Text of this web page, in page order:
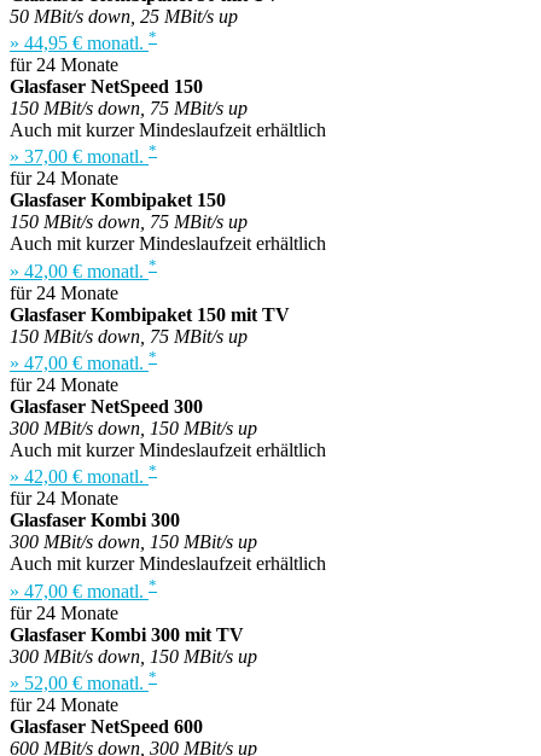
50 MBit/s down, 25 MBit/s up
» 44,95 € monatl. *
für 24 Monate
Glasfaser NetSpeed 150
150 MBit/s down, 75 MBit/s up
Auch mit kurzer Mindeslaufzeit erhältlich
» 37,00 € monatl. *
für 24 Monate
Glasfaser Kombipaket 150
150 MBit/s down, 75 MBit/s up
Auch mit kurzer Mindeslaufzeit erhältlich
» 42,00 € monatl. *
für 24 Monate
Glasfaser Kombipaket 150 mit TV
150 MBit/s down, 75 MBit/s up
» 47,00 € monatl. *
für 24 Monate
Glasfaser NetSpeed 300
300 MBit/s down, 150 MBit/s up
Auch mit kurzer Mindeslaufzeit erhältlich
» 42,00 € monatl. *
für 24 Monate
Glasfaser Kombi 300
300 MBit/s down, 150 MBit/s up
Auch mit kurzer Mindeslaufzeit erhältlich
» 47,00 € monatl. *
für 24 Monate
Glasfaser Kombi 300 mit TV
300 MBit/s down, 150 MBit/s up
» 52,00 € monatl. *
für 24 Monate
Glasfaser NetSpeed 600
600 MBit/s down, 300 MBit/s up